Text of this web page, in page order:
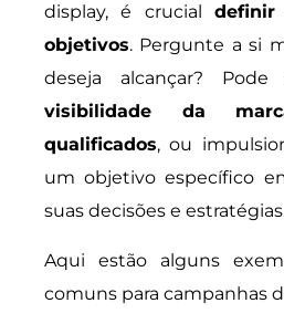
display, é crucialdefinir
objetivos. Pergunte a si
deseja alcançar?
visibilidade da
qualificados, ou
um objetivo específico
suas decisões e
Aqui estão alguns
comuns para campanhas